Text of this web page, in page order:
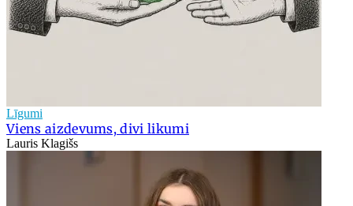
Līgumi
Viens aizdevums, divi likumi
Lauris Klagišs